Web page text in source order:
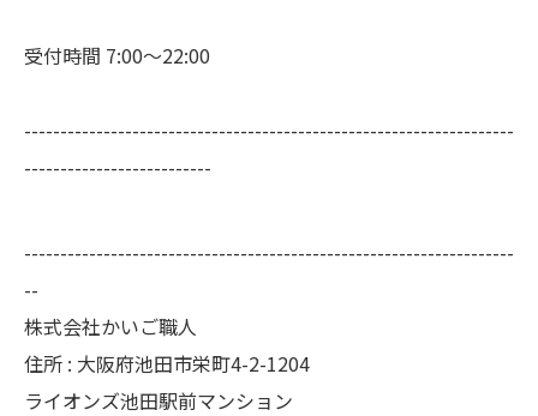
受付時間 7:00～22:00
--------------------------------------------------------------------
--------------------------
--------------------------------------------------------------------
--
株式会社かいご職人
住所 : 大阪府池田市栄町4-2-1204
ライオンズ池田駅前マンション